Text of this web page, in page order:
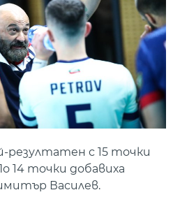
с 15 точки
14 точки добавиха
Василев.